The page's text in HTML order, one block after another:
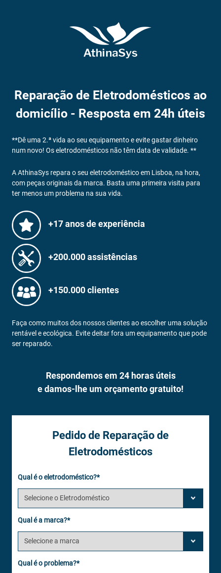
Reparação de Eletrodomésticos ao
domicílio - Resposta em 24h úteis
**Dê uma 2.ª vida ao seu equipamento e evite gastar dinheiro
num novo! Os eletrodomésticos não têm data de validade. **
A AthinaSys repara o seu eletrodoméstico em Lisboa, na hora,
com peças originais da marca. Basta uma primeira visita para
ter menos um problema na sua vida.
+17 anos de experiência
+200.000 assistências
+150.000 clientes
Faça como muitos dos nossos clientes ao escolher uma solução
rentável e ecológica. Evite deitar fora um equipamento que pode
ser reparado.
Respondemos em 24 horas úteis
e damos-lhe um orçamento gratuito!
Pedido de Reparação de
Eletrodomésticos
Qual é o eletrodoméstico?*
Qual é a marca?*
Qual é o problema?*